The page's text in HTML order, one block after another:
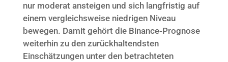
nur moderat ansteigen und sich langfristig auf
einem vergleichsweise niedrigen Niveau
bewegen. Damit gehört die Binance-Prognose
weiterhin zu den zurückhaltendsten
Einschätzungen unter den betrachteten